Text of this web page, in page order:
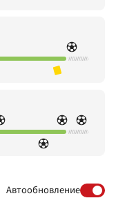
Автообновление